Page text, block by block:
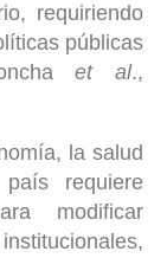
requiriendo
públicas
et al.,
la salud
requiere
modificar